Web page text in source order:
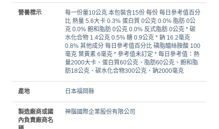
營養標示
每一份量10公克 本包裝含15份 每份 每日參考值百分
比 熱量 5.6大卡 0.3% 蛋白質 0公克 0.0% 脂肪 0公
克 0.0% 飽和脂肪 0公克 0.0% 反式脂肪 0公克 * 碳
水化合物 1.4公克 0.5% 糖 0.9公克 * 鈉 16.2毫克
0.8% 其他成分 每日參考值百分比 磷脂醯絲胺酸 100
毫克 葉黃素 6毫克 * 參考值未訂定 * 每日參考值：熱
量2000大卡、蛋白質60公克、脂肪60公克、飽和脂
肪18公克、碳水化合物300公克、鈉2000毫克
產地 日本福岡縣
製造廠商或國
內負責廠商名
神腦國際企業股份有限公司